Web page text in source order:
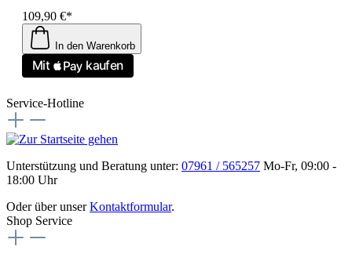
109,90 €*
In den Warenkorb
Service-Hotline
Unterstützung und Beratung unter: 07961 / 565257 Mo-Fr, 09:00 -
18:00 Uhr
Oder über unserKontaktformular.
Shop Service